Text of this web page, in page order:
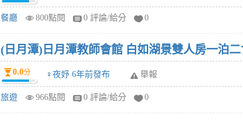
餐廳 800點閱 0 評論/給分 0
(日月潭)日月潭教師會館 白如湖景雙人房一泊二
0.0分 ♀夜妤 6年前發布 舉報
旅遊 966點閱 0 評論/給分 0